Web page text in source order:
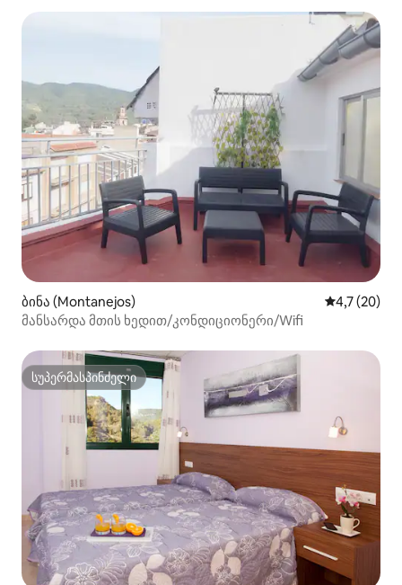
ბინა (Montanejos) საშუალო
4,7 (20)
მანსარდა მთის ხედით/კონდიციონერი/Wifi
სუპერმასპინძელი
სუპერმასპინძელი